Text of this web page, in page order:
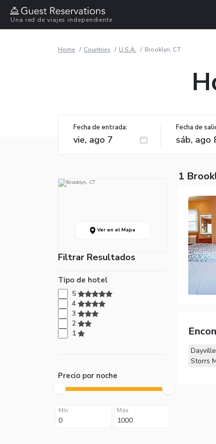
Una red de viajes independiente
Home Countries U.S.A. Brooklyn, CT
Fecha de entrada: Fecha de
Ver en el Mapa
Filtrar Resultados
Tipo de hotel
5
4
3
2
1
Precio por noche
Mín Máx
1
Storrs